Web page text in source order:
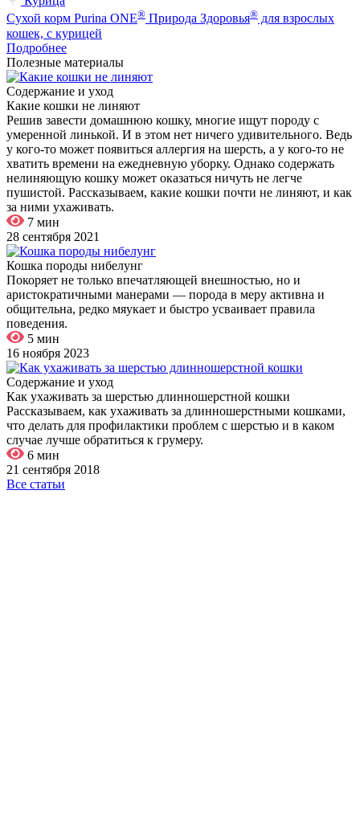
Сухой корм Purina ONE® Природа Здоровья® для взрослых
кошек, с курицей
Подробнее
Полезные материалы
Содержание и уход
Какие кошки не линяют
Решив завести домашнюю кошку, многие ищут породу с
умеренной линькой. И в этом нет ничего удивительного. Ведь
у кого-то может появиться аллергия на шерсть, а у кого-то не
хватить времени на ежедневную уборку. Однако содержать
нелиняющую кошку может оказаться ничуть не легче
пушистой. Рассказываем, какие кошки почти не линяют, и как
за ними ухаживать.
7 мин
28 сентября 2021
Кошка породы нибелунг
Покоряет не только впечатляющей внешностью, но и
аристократичными манерами — порода в меру активна и
общительна, редко мяукает и быстро усваивает правила
поведения.
5 мин
16 ноября 2023
Содержание и уход
Как ухаживать за шерстью длинношерстной кошки
Рассказываем, как ухаживать за длинношерстными кошками,
что делать для профилактики проблем с шерстью и в каком
случае лучше обратиться к грумеру.
6 мин
21 сентября 2018
Все статьи